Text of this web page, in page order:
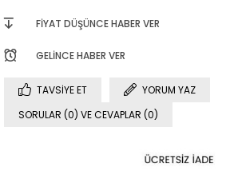
FIYAT DÜŞÜNCE HABER VER
GELINCE HABER VER
TAVSIYE ET
YORUM YAZ
SORULAR (0) VE CEVAPLAR (0)